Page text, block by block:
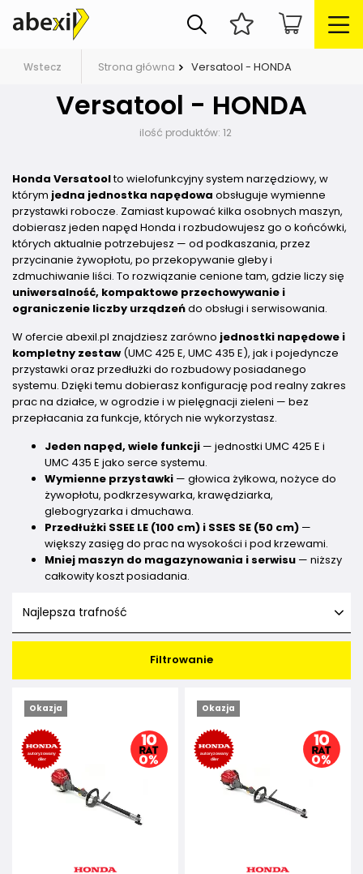
Wstecz Strona główna Versatool - HONDA
Versatool - HONDA
ilość produktów: 12
Honda Versatoolto wielofunkcyjny system narzędziowy, w
którym jedna jednostka napędowa obsługuje wymienne
przystawki robocze. Zamiast kupować kilka osobnych maszyn,
dobierasz jeden napęd Honda i rozbudowujesz go o końcówki,
których aktualnie potrzebujesz — od podkaszania, przez
przycinanie żywopłotu, po przekopywanie gleby i
zdmuchiwanie liści. To rozwiązanie cenione tam, gdzie liczy się
uniwersalność, kompaktowe przechowywanie i
ograniczenie liczby urządzeńdo obsługi i serwisowania.
W ofercie abexil.pl znajdziesz zarówno jednostki napędowe i
kompletny zestaw (UMC 425 E, UMC 435 E), jak i pojedyncze
przystawki oraz przedłużki do rozbudowy posiadanego
systemu. Dzięki temu dobierasz konfigurację pod realny zakres
prac na działce, w ogrodzie i w pielęgnacji zieleni — bez
przepłacania za funkcje, których nie wykorzystasz.
Jeden napęd, wiele funkcji — jednostki UMC 425 E i
UMC 435 E jako serce systemu.
Wymienne przystawki — głowica żyłkowa, nożyce do
żywopłotu, podkrzesywarka, krawędziarka,
glebogryzarka i dmuchawa.
Przedłużki SSEE LE (100 cm) i SSES SE (50 cm) —
większy zasięg do prac na wysokości i pod krzewami.
Mniej maszyn do magazynowania i serwisu — niższy
całkowity koszt posiadania.
Najlepsza trafność
Filtrowanie
Okazja Okazja